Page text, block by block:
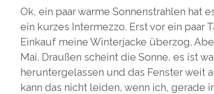
Ok, ein paar warme Sonnenstrahlen hat
ein kurzes Intermezzo. Erst vor ein paar
Einkauf meine Winterjacke überzog.
Mai. Draußen scheint die Sonne, es ist
heruntergelassen und das Fenster weit
kann das nicht leiden, wenn ich, gerade